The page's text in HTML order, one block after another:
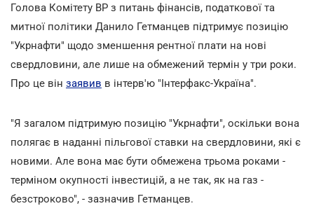
Голова Комітету ВР з питань фінансів, податкової та
митної політики Данило Гетманцев підтримує позицію
"Укрнафти" щодо зменшення рентної плати на нові
свердловини, але лише на обмежений термін у три роки.
Про це він заявив в інтерв'ю "Інтерфакс-Україна".
"Я загалом підтримую позицію "Укрнафти", оскільки вона
полягає в наданні пільгової ставки на свердловини, які є
новими. Але вона має бути обмежена трьома роками -
терміном окупності інвестицій, а не так, як на газ -
безстроково", - зазначив Гетманцев.